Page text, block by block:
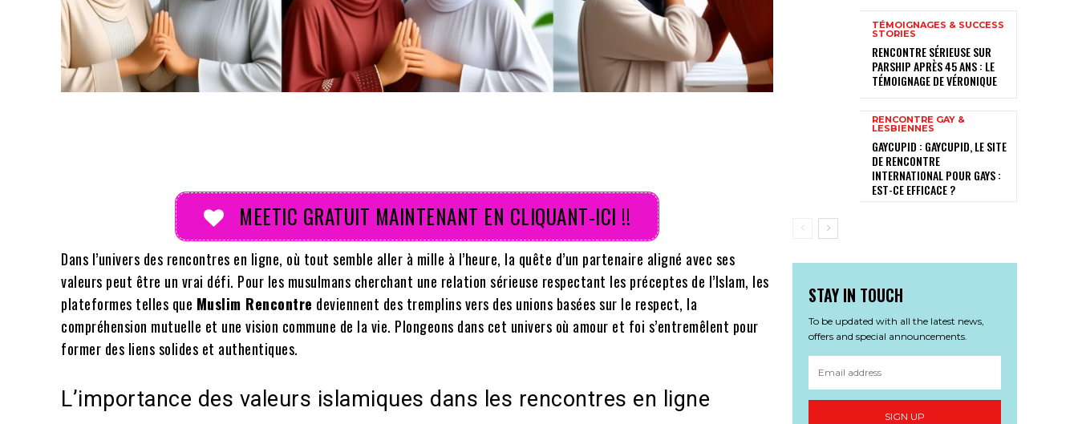
MEETIC GRATUIT MAINTENANT EN CLIQUANT-ICI !!
Dans l’univers des rencontres en ligne, où tout semble aller à mille à l’heure, la quête d’un partenaire aligné avec ses
valeurs peut être un vrai défi. Pour les musulmans cherchant une relation sérieuse respectant les préceptes de l’Islam, les
plateformes telles que Muslim Rencontre deviennent des tremplins vers des unions basées sur le respect, la
compréhension mutuelle et une vision commune de la vie. Plongeons dans cet univers où amour et foi s’entremêlent pour
former des liens solides et authentiques.
L’importance des valeurs islamiques dans les rencontres en ligne
TÉMOIGNAGES & SUCCESS
STORIES
RENCONTRE SÉRIEUSE SUR
PARSHIP APRÈS 45 ANS : LE
TÉMOIGNAGE DE VÉRONIQUE
RENCONTRE GAY &
LESBIENNES
GAYCUPID : GAYCUPID, LE SITE
DE RENCONTRE
INTERNATIONAL POUR GAYS :
EST-CE EFFICACE ?
STAY IN TOUCH
To be updated with all the latest news,
offers and special announcements.
SIGN UP